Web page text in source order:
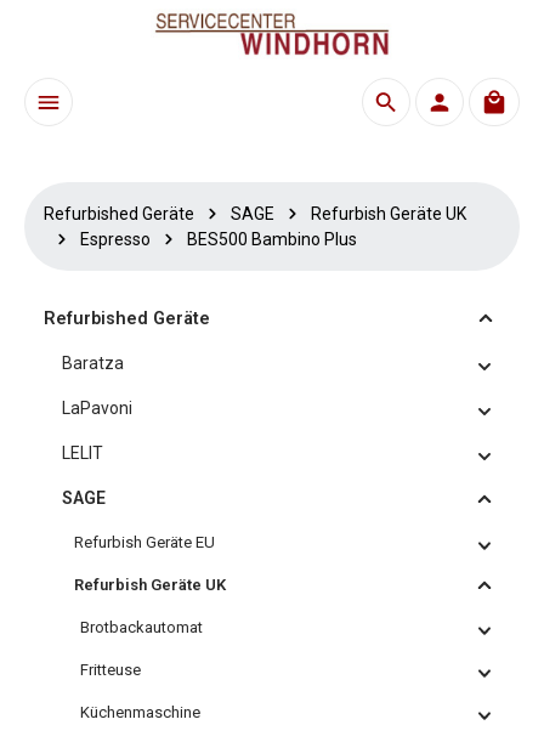
Zum Hauptinhalt springen
Refurbished Geräte SAGE
Refurbish Geräte UK
Espresso
BES500 Bambino Plus
Refurbished Geräte
Baratza
LaPavoni
LELIT
SAGE
Refurbish Geräte EU
Refurbish Geräte UK
Brotbackautomat
Fritteuse
Küchenmaschine